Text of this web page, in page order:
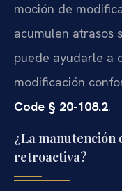
moción de
acumulen atrasos
puede ayudarle a
modificación
Code § 20-108.2.
¿La manutención
retroactiva?